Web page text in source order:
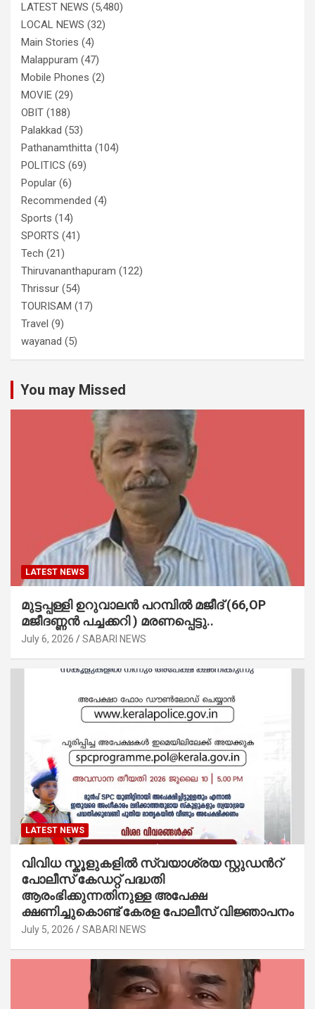
LATEST NEWS (5,480)
LOCAL NEWS (32)
Main Stories (4)
Malappuram (47)
Mobile Phones (2)
MOVIE (29)
OBIT (188)
Palakkad (53)
Pathanamthitta (104)
POLITICS (69)
Popular (6)
Recommended (4)
Sports (14)
SPORTS (41)
Tech (21)
Thiruvananthapuram (122)
Thrissur (54)
TOURISAM (17)
Travel (9)
wayanad (5)
You may Missed
LATEST NEWS
മുട്ടപ്പള്ളി ഉറുവാലൻ പറമ്പിൽ മജീദ് (66,OP
മജീദണ്ണൻ പച്ചക്കറി ) മരണപ്പെട്ടു..
July 6, 2026 SABARI NEWS
LATEST NEWS
വിവിധ സ്കൂളുകളില്‍ സ്വയാശ്രയ സ്റ്റുഡന്‍റ്
പോലീസ് കേഡറ്റ് പദ്ധതി
ആരംഭിക്കുന്നതിനുള്ള അപേക്ഷ
ക്ഷണിച്ചുകൊണ്ട് കേരള പോലീസ് വിജ്ഞാപനം
July 5, 2026 SABARI NEWS